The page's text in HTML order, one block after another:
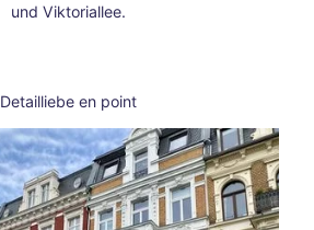
Reis
y
Aach
en
ganz
in
Ruhe
und Viktoriallee.
Detailliebe en point